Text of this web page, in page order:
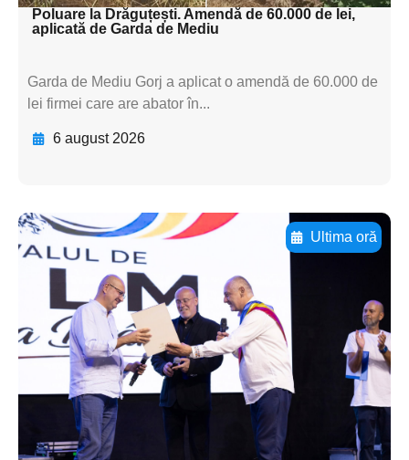
Poluare la Drăguțești. Amendă de 60.000 de lei,
aplicată de Garda de Mediu
Garda de Mediu Gorj a aplicat o amendă de 60.000 de
lei firmei care are abator în...
6 august 2026
Ultima oră
Adaugă aici textul pentru
subtitluAdaugă aici
textul pentru
subtitluAdaugă aici
textul pentru
subtitluAdaugă aici
textul pentru subti